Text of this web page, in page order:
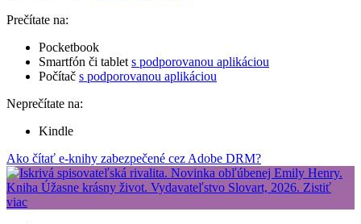
Prečítate na:
Pocketbook
Smartfón či tablet s podporovanou aplikáciou
Počítač s podporovanou aplikáciou
Neprečítate na:
Kindle
Ako čítať e-knihy zabezpečené cez Adobe DRM?